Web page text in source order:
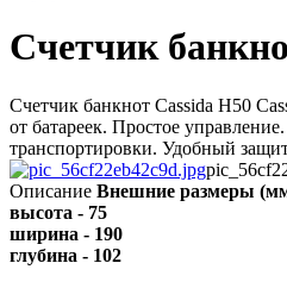
Счетчик
Счетчик банкнот Cassida H50
от батареек. Простое
транспортировки. Удобный
Описание Внешние размеры
высота - 75
ширина - 190
глубина - 102